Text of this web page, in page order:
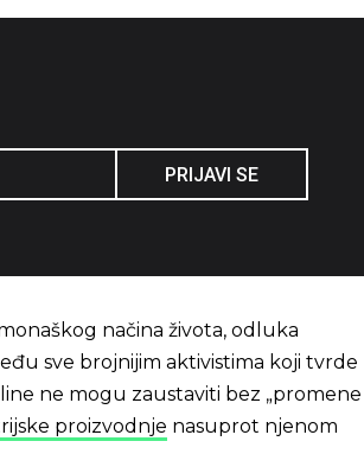
PRIJAVI SE
načina života, odluka
sve brojnijim aktivistima koji tvrde
ne mogu zaustaviti bez „promene
proizvodnje nasuprot njenom